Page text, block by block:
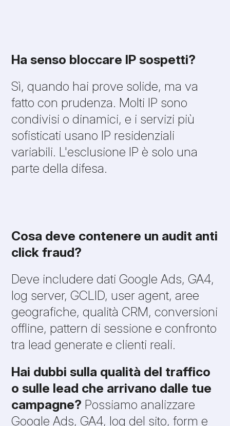
Ha senso bloccare IP sospetti?
Sì, quando hai prove solide, ma va
fatto con prudenza. Molti IP sono
condivisi o dinamici, e i servizi più
sofisticati usano IP residenziali
variabili. L'esclusione IP è solo una
parte della difesa.
Cosa deve contenere un audit anti
click fraud?
Deve includere dati Google Ads, GA4,
log server, GCLID, user agent, aree
geografiche, qualità CRM, conversioni
offline, pattern di sessione e confronto
tra lead generate e clienti reali.
Hai dubbi sulla qualità del traffico
o sulle lead che arrivano dalle tue
campagne? Possiamo analizzare
Google Ads, GA4, log del sito, form e